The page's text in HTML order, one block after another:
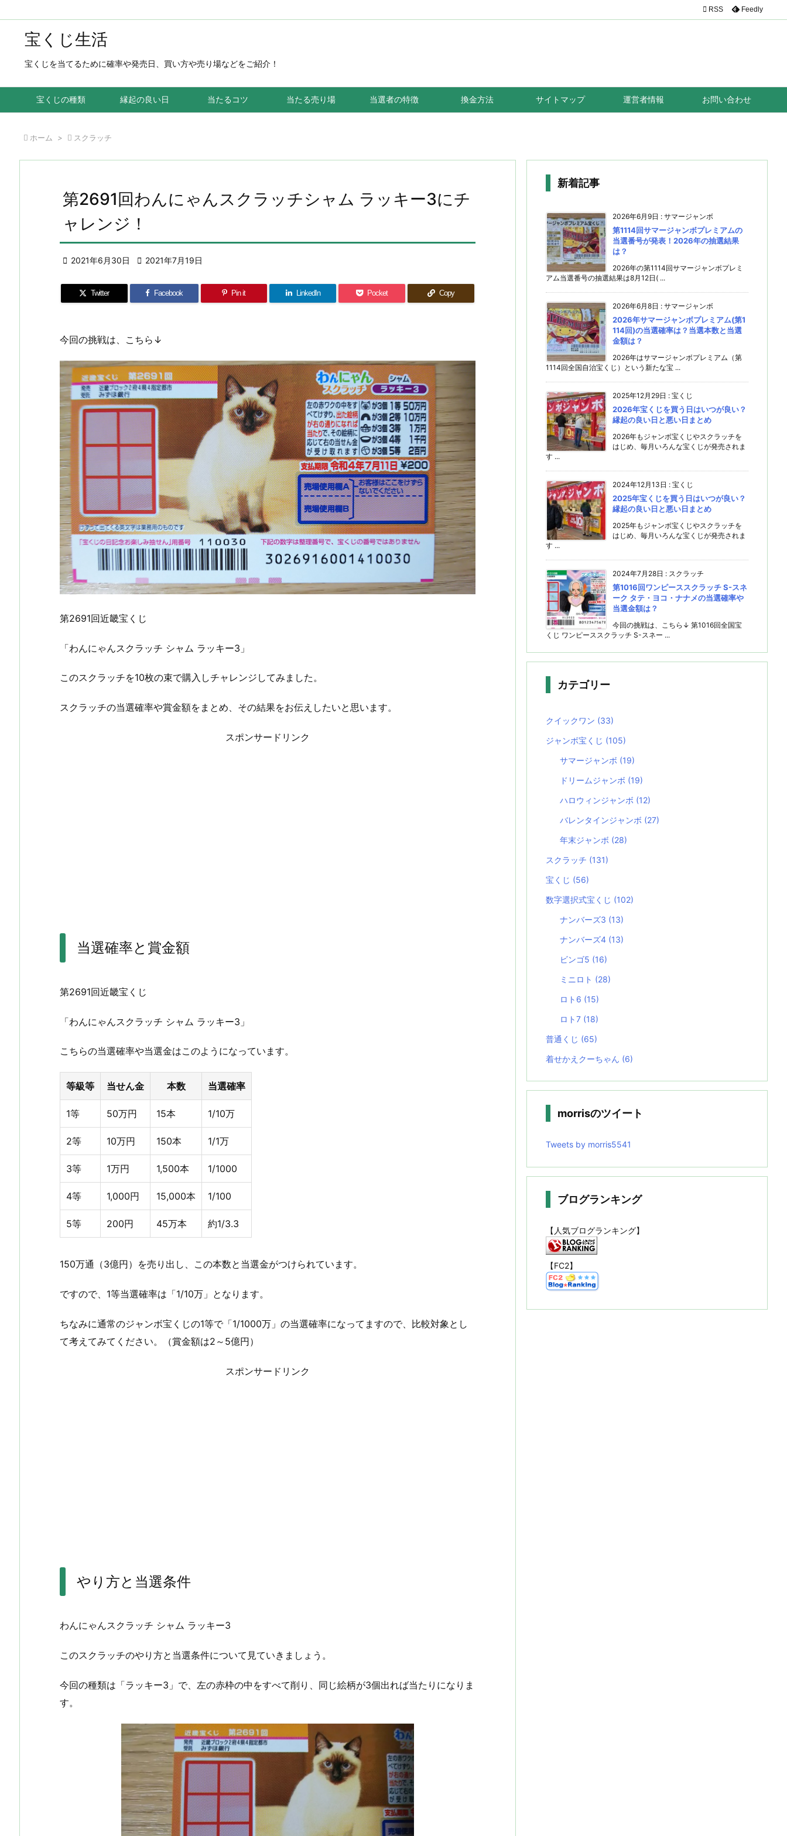
宝くじ生活
宝くじを当てるために確率や発売日、買い方や売り場などをご紹介！
宝くじの種類 縁起の良い日 当たるコツ 当たる売り場 当選者の特徴 換金方法 サイトマップ 運営者情報 お問い合わせ
 RSS Feedly
 ホーム >  スクラッチ
第2691回わんにゃんスクラッチシャム ラッキー3にチ
ャレンジ！
 2021年6月30日  2021年7月19日
Twitter Facebook Pin it LinkedIn Pocket Copy
今回の挑戦は、こちら↓
第2691回近畿宝くじ
「わんにゃんスクラッチ シャム ラッキー3」
このスクラッチを10枚の束で購入しチャレンジしてみました。
スクラッチの当選確率や賞金額をまとめ、その結果をお伝えしたいと思います。
スポンサードリンク
当選確率と賞金額
第2691回近畿宝くじ
「わんにゃんスクラッチ シャム ラッキー3」
こちらの当選確率や当選金はこのようになっています。
等級等 当せん金 本数 当選確率
1等 50万円 15本 1/10万
2等 10万円 150本 1/1万
3等 1万円 1,500本 1/1000
4等 1,000円 15,000本 1/100
5等 200円 45万本 約1/3.3
150万通（3億円）を売り出し、この本数と当選金がつけられています。
ですので、1等当選確率は「1/10万」となります。
ちなみに通常のジャンボ宝くじの1等で「1/1000万」の当選確率になってますので、比較対象とし
て考えてみてください。（賞金額は2～5億円）
スポンサードリンク
やり方と当選条件
わんにゃんスクラッチ シャム ラッキー3
このスクラッチのやり方と当選条件について見ていきましょう。
今回の種類は「ラッキー3」で、左の赤枠の中をすべて削り、同じ絵柄が3個出れば当たりになりま
す。
新着記事
2026年6月9日 : サマージャンボ
第1114回サマージャンボプレミアムの
当選番号が発表！2026年の抽選結果
は？
2026年の第1114回サマージャンボプレミ
アム当選番号の抽選結果は8月12日( ...
2026年6月8日 : サマージャンボ
2026年サマージャンボプレミアム(第1
114回)の当選確率は？当選本数と当選
金額は？
2026年はサマージャンボプレミアム（第
1114回全国自治宝くじ）という新たな宝 ...
2025年12月29日 : 宝くじ
2026年宝くじを買う日はいつが良い？
縁起の良い日と悪い日まとめ
2026年もジャンボ宝くじやスクラッチを
はじめ、毎月いろんな宝くじが発売されま
す ...
2024年12月13日 : 宝くじ
2025年宝くじを買う日はいつが良い？
縁起の良い日と悪い日まとめ
2025年もジャンボ宝くじやスクラッチを
はじめ、毎月いろんな宝くじが発売されま
す ...
2024年7月28日 : スクラッチ
第1016回ワンピーススクラッチ S-スネ
ーク タテ・ヨコ・ナナメの当選確率や
当選金額は？
今回の挑戦は、こちら↓ 第1016回全国宝
くじ ワンピーススクラッチ S-スネー ...
カテゴリー
クイックワン (33)
ジャンボ宝くじ (105)
サマージャンボ (19)
ドリームジャンボ (19)
ハロウィンジャンボ (12)
バレンタインジャンボ (27)
年末ジャンボ (28)
スクラッチ (131)
宝くじ (56)
数字選択式宝くじ (102)
ナンバーズ3 (13)
ナンバーズ4 (13)
ビンゴ5 (16)
ミニロト (28)
ロト6 (15)
ロト7 (18)
普通くじ (65)
着せかえクーちゃん (6)
morrisのツイート
Tweets by morris5541
ブログランキング
【人気ブログランキング】
【FC2】